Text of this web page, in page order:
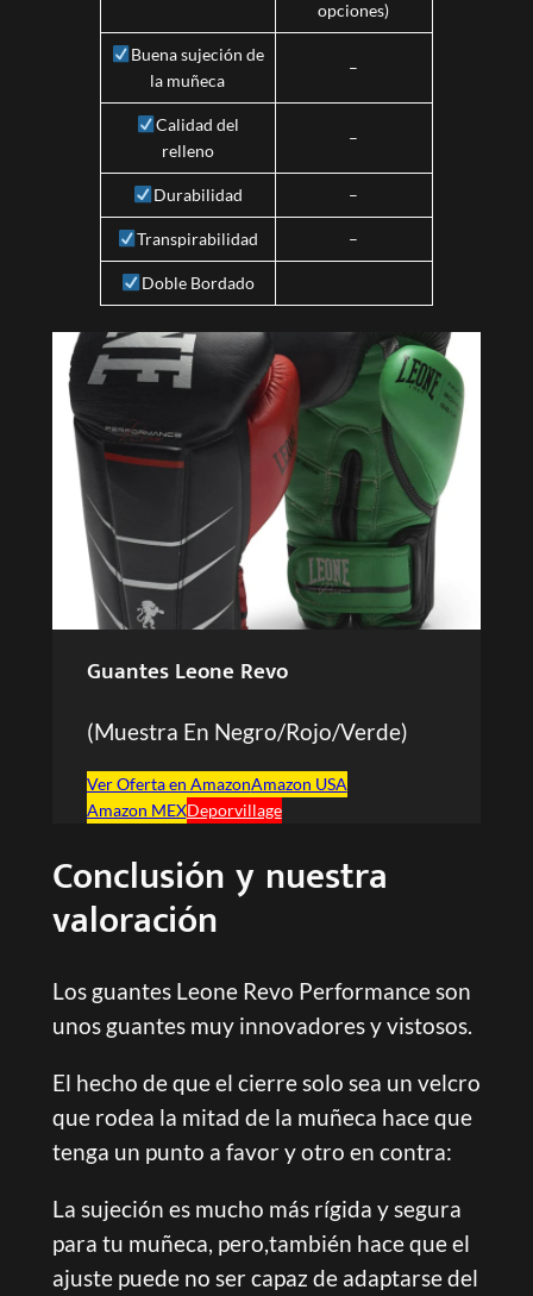
opciones)
Buena sujeción de
la muñeca
–
Calidad del
relleno
–
Durabilidad –
Transpirabilidad –
Doble Bordado
Guantes Leone Revo
(Muestra En Negro/Rojo/Verde)
Ver Oferta en AmazonAmazon USA
Amazon MEXDeporvillage
Conclusión y nuestra
valoración
Los guantes Leone Revo Performance son
unos guantes muy innovadores y vistosos.
El hecho de que el cierre solo sea un velcro
que rodea la mitad de la muñeca hace que
tenga un punto a favor y otro en contra:
La sujeción es mucho más rígida y segura
para tu muñeca, pero,también hace que el
ajuste puede no ser capaz de adaptarse del